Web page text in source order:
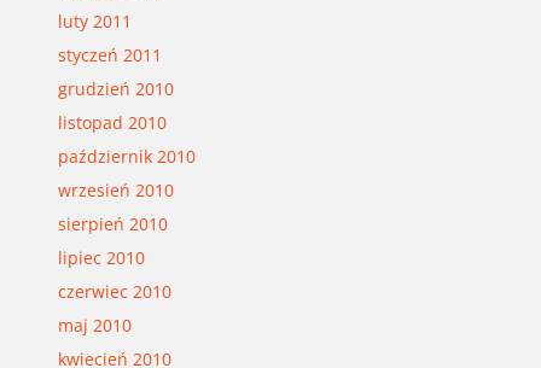
luty 2011
styczeń 2011
grudzień 2010
listopad 2010
październik 2010
wrzesień 2010
sierpień 2010
lipiec 2010
czerwiec 2010
maj 2010
kwiecień 2010